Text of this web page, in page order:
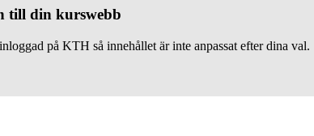
till din kurswebb
på KTH så innehållet är inte anpassat efter dina val.